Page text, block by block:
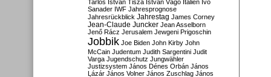
Tarlós István Tisza István Vágó Italien Ivo
Sanader IWF Jahresprognose
Jahresrückblick Jahrestag James Corney
Jean-Claude Juncker Jean Asselborn
Jenő Rácz Jerusalem Jewgeni Prigoschin
Jobbik Joe Biden John Kirby John
McCain Judentum Judith Sargentini Judit
Varga Jugendschutz Jungwähler
Justizsystem János Dénes Orbán János
Lázár János Volner János Zuschlag János